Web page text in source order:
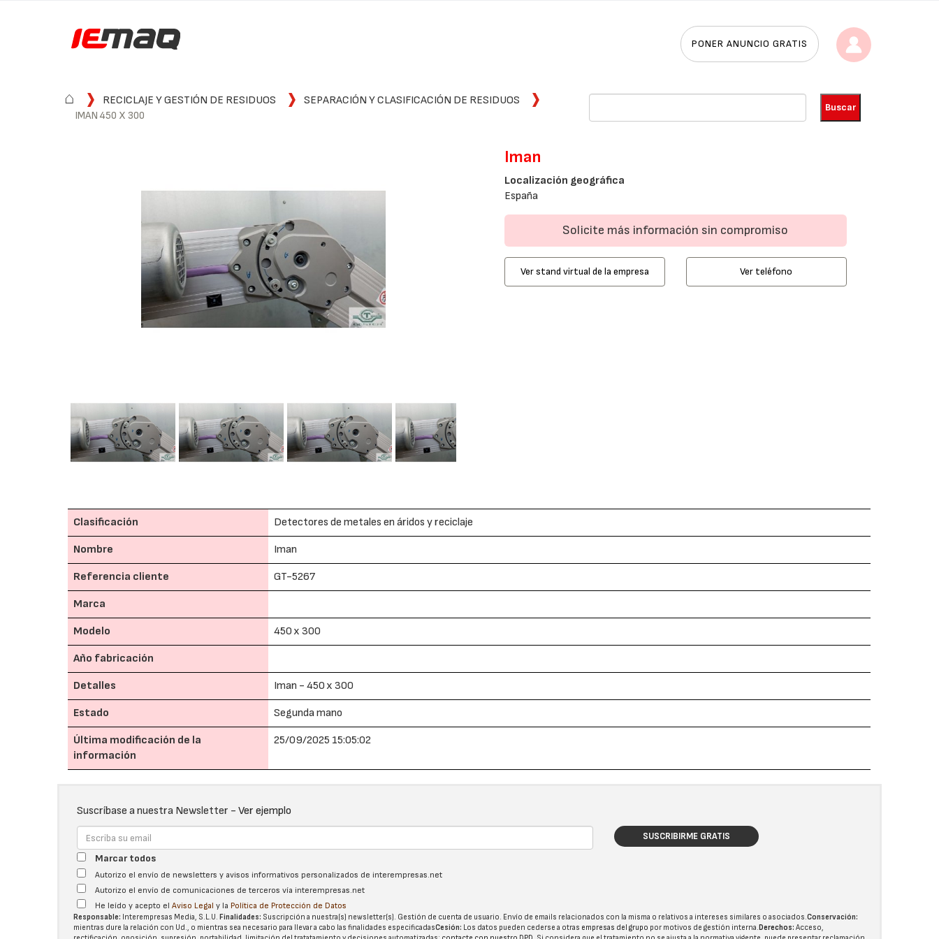
PONER ANUNCIO GRATIS
⌂ RECICLAJE Y GESTIÓN DE RESIDUOS
SEPARACIÓN Y CLASIFICACIÓN DE RESIDUOS
IMAN 450 X 300
Iman
Localización geográfica
España
Solicite más información sin compromiso
Ver stand virtual de la empresa Ver teléfono
Clasificación Detectores de metales en áridos y reciclaje
Nombre Iman
Referencia cliente GT-5267
Marca
Modelo 450 x 300
Año fabricación
Detalles Iman - 450 x 300
Estado Segunda mano
Última modificación de la
información
25/09/2025 15:05:02
Suscríbase a nuestra Newsletter -Ver ejemplo
SUSCRIBIRME GRATIS
Marcar todos
Autorizo el envío de newsletters y avisos informativos personalizados de interempresas.net
Autorizo el envío de comunicaciones de terceros vía interempresas.net
He leído y acepto elAviso Legal y la Política de Protección de Datos
Responsable: Interempresas Media, S.L.U.Finalidades: Suscripción a nuestra(s) newsletter(s). Gestión de cuenta de usuario. Envío de emails relacionados con la misma o relativos a intereses similares o asociados.Conservación:
mientras dure la relación con Ud., o mientras sea necesario para llevar a cabo las finalidades especificadasCesión: Los datos pueden cederse a otras empresas del grupo por motivos de gestión interna.Derechos: Acceso,